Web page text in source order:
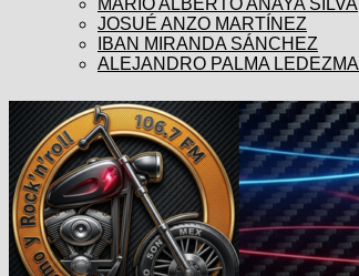
MARIO ALBERTO ANAYA SILVA
JOSUÉ ANZO MARTÍNEZ
IBAN MIRANDA SÁNCHEZ
ALEJANDRO PALMA LEDEZMA